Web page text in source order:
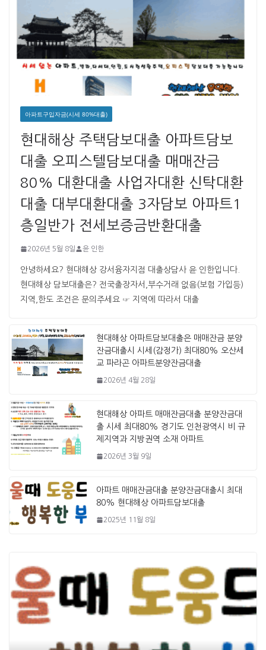
아파트구입자금(시세 80%대출)
현대해상 주택담보대출 아파트담보
대출 오피스텔담보대출 매매잔금
80% 대환대출 사업자대환 신탁대환
대출 대부대환대출 3자담보 아파트1
층일반가 전세보증금반환대출
2026년 5월 8일 윤 인한
안녕하세요? 현대해상 강서융자지점 대출상담사 윤 인한입니다. ​ ​
현대해상 담보대출은? 전국출장자서,부수거래 없음(보험 가입등)
지역,한도 조건은 문의주세요 ☞ 지역에 따라서 대출
현대해상 아파트담보대출은 매매잔금 분양
잔금대출시 시세(감정가) 최대80% 오산세
교 파라곤 아파트분양잔금대출
2026년 4월 28일
현대해상 아파트 매매잔금대출 분양잔금대
출 시세 최대80% 경기도 인천광역시 비 규
제지역과 지방권역 소재 아파트
2026년 3월 9일
아파트 매매잔금대출 분양잔금대출시 최대
80% 현대해상 아파트담보대출
2025년 11월 8일